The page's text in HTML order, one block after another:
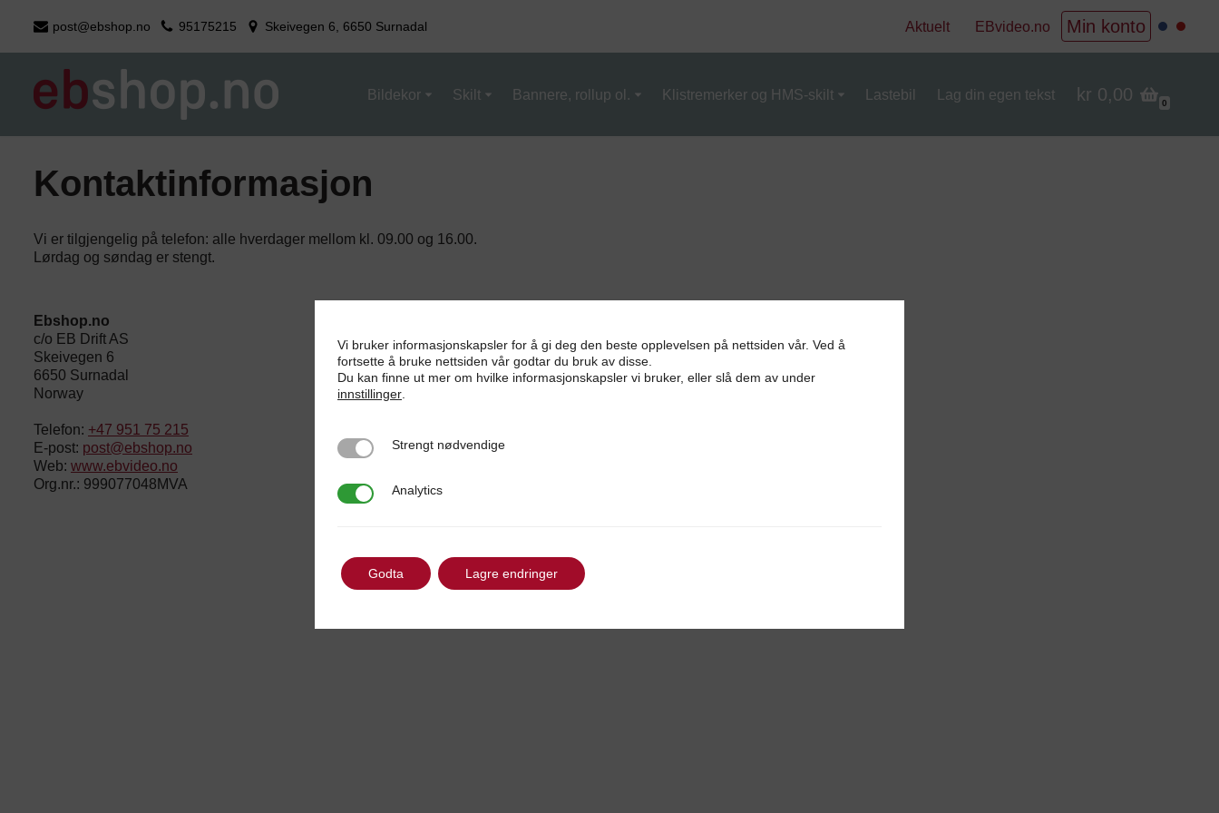
innholdet
post@ebshop.no 95175215 Skeivegen 6, 6650 Surnadal Aktuelt EBvideo.no Min konto
Bildekor Skilt Bannere, rollup ol. Klistremerker og HMS-skilt Lastebil Lag din egen tekst kr 0,00 0
Kontaktinformasjon
Vi er tilgjengelig på telefon: alle hverdager mellom kl. 09.00 og 16.00.
Lørdag og søndag er stengt.
Ebshop.no
c/o EB Drift AS
Skeivegen 6
6650 Surnadal
Norway
Telefon: +47 951 75 215
E-post: post@ebshop.no
Web: www.ebvideo.no
Org.nr.: 999077048MVA
Vi bruker informasjonskapsler for å gi deg den beste opplevelsen på nettsiden vår. Ved å
fortsette å bruke nettsiden vår godtar du bruk av disse.
Du kan finne ut mer om hvilke informasjonskapsler vi bruker, eller slå dem av under
innstillinger
Strengt nødvendige
Strengt nødvendige
AnalyticsAnalytics
Godta Lagre endringer